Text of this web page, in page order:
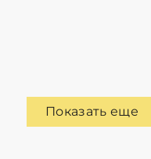
Показать еще